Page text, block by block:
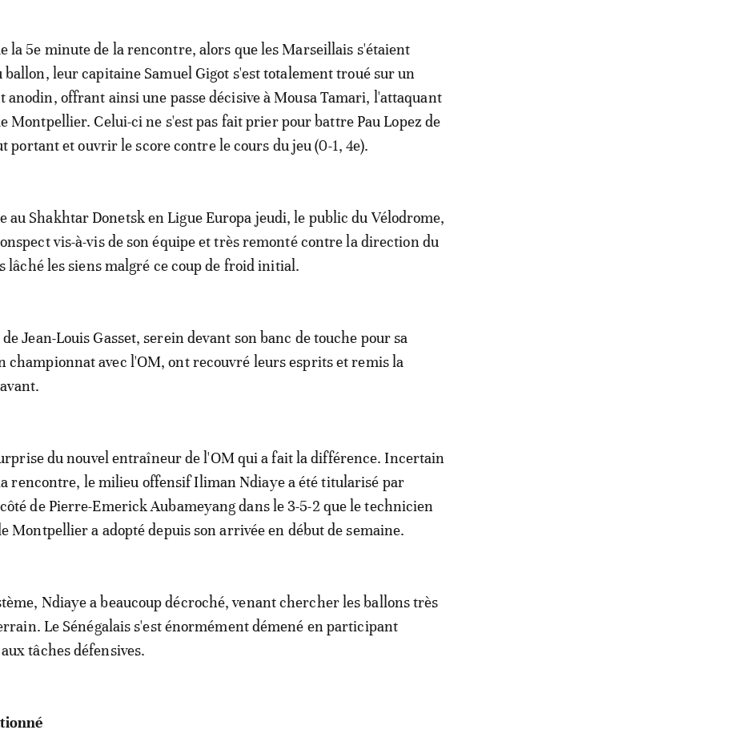
la 5e minute de la rencontre, alors que les Marseillais s'étaient
ballon, leur capitaine Samuel Gigot s'est totalement troué sur un
anodin, offrant ainsi une passe décisive à Mousa Tamari, l'attaquant
Montpellier. Celui-ci ne s'est pas fait prier pour battre Pau Lopez de
portant et ouvrir le score contre le cours du jeu (0-1, 4e).
au Shakhtar Donetsk en Ligue Europa jeudi, le public du Vélodrome,
vis-à-vis de son équipe et très remonté contre la direction du
lâché les siens malgré ce coup de froid initial.
Jean-Louis Gasset, serein devant son banc de touche pour sa
championnat avec l'OM, ont recouvré leurs esprits et remis la
du nouvel entraîneur de l'OM qui a fait la différence. Incertain
rencontre, le milieu offensif Iliman Ndiaye a été titularisé par
de Pierre-Emerick Aubameyang dans le 3-5-2 que le technicien
Montpellier a adopté depuis son arrivée en début de semaine.
Ndiaye a beaucoup décroché, venant chercher les ballons très
Le Sénégalais s'est énormément démené en participant
tâches défensives.